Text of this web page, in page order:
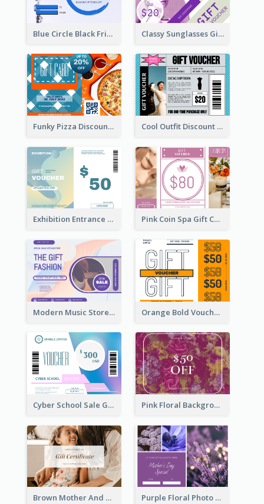
Blue Circle Black Friday Sale Gift Card Classy Sunglasses Gift Card
Funky Pizza Discount Voucher Gift Card Cool Outfit Discount Voucher Card Design
Exhibition Entrance Discount Gift Card Pink Coin Spa Gift Card
Modern Music Store Gift Card Orange Bold Voucher Gift Card
Cyber School Sale Gift Card Pink Floral Background Birthday Gift Card
Brown Mother And Daughter Photo Mother's Day Gift Card Purple Floral Photo Frame Mother's Day Gift Card